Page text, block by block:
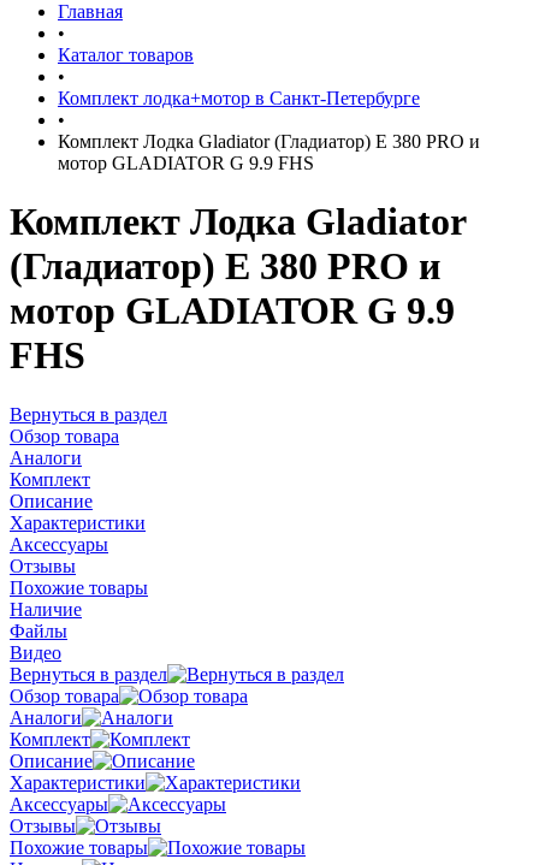
Главная
•
Каталог товаров
•
Комплект лодка+мотор в Санкт-Петербурге
•
Комплект Лодка Gladiator (Гладиатор) E 380 PRO и
мотор GLADIATOR G 9.9 FHS
Комплект Лодка Gladiator
(Гладиатор) E 380 PRO и
мотор GLADIATOR G 9.9
FHS
Вернуться в раздел
Обзор товара
Аналоги
Комплект
Описание
Характеристики
Аксессуары
Отзывы
Похожие товары
Наличие
Файлы
Видео
Вернуться в раздел
Обзор товара
Аналоги
Комплект
Описание
Характеристики
Аксессуары
Отзывы
Похожие товары